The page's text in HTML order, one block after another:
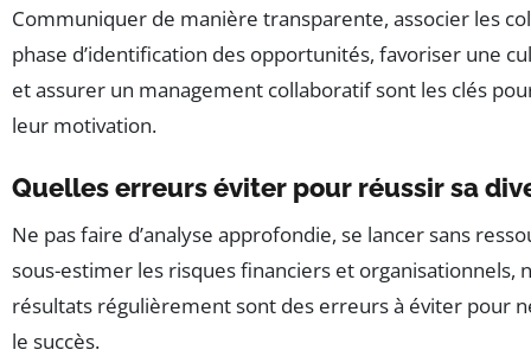
Communiquer de manière transparente, associer les
phase d’identification des opportunités, favoriser une
et assurer un management collaboratif sont les clés
leur motivation.
Quelles erreurs éviter pour réussir sa
Ne pas faire d’analyse approfondie, se lancer sans
sous-estimer les risques financiers et organisationnels,
résultats régulièrement sont des erreurs à éviter pour
le succès.